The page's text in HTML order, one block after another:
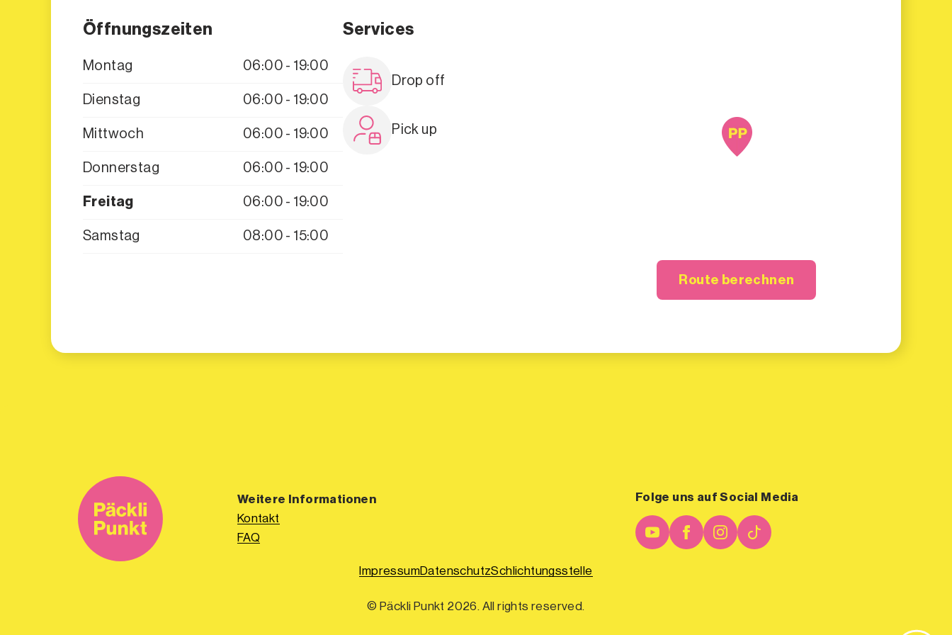
Öffnungszeiten
Montag 06:00 - 19:00
Dienstag 06:00 - 19:00
Mittwoch 06:00 - 19:00
Donnerstag 06:00 - 19:00
Freitag 06:00 - 19:00
Samstag 08:00 - 15:00
Services
Drop off
Pick up
Route berechnen
Weitere Informationen
Kontakt
FAQ
Folge uns auf Social Media
ImpressumDatenschutzSchlichtungsstelle
© Päckli Punkt 2026. All rights reserved.